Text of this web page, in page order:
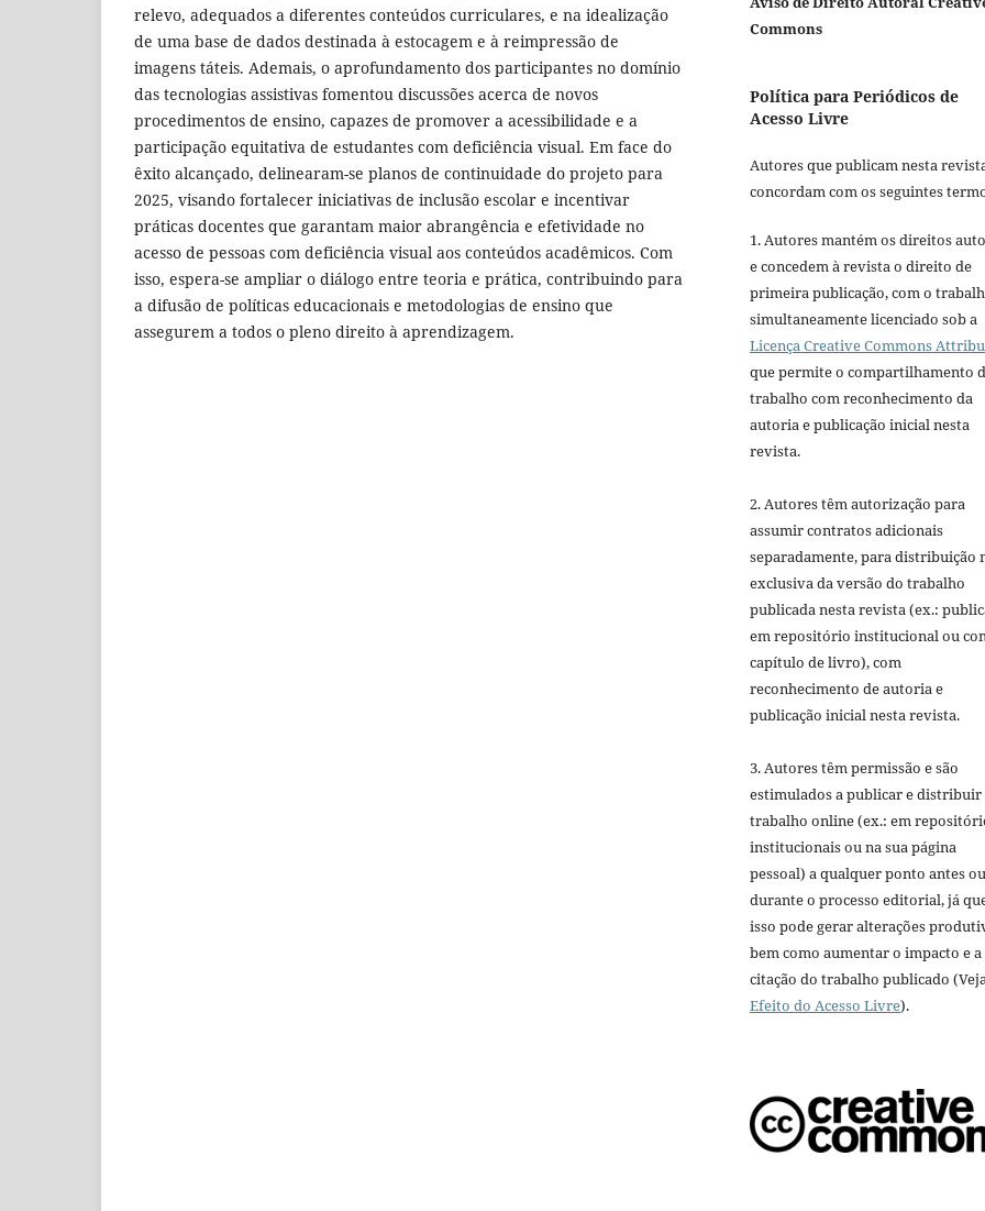
relevo, adequados a diferentes conteúdos curriculares, e na idealização
de uma base de dados destinada à estocagem e à reimpressão de
imagens táteis. Ademais, o aprofundamento dos participantes no domínio
das tecnologias assistivas fomentou discussões acerca de novos
procedimentos de ensino, capazes de promover a acessibilidade e a
participação equitativa de estudantes com deficiência visual. Em face do
êxito alcançado, delinearam-se planos de continuidade do projeto para
2025, visando fortalecer iniciativas de inclusão escolar e incentivar
práticas docentes que garantam maior abrangência e efetividade no
acesso de pessoas com deficiência visual aos conteúdos acadêmicos. Com
isso, espera-se ampliar o diálogo entre teoria e prática, contribuindo para
a difusão de políticas educacionais e metodologias de ensino que
assegurem a todos o pleno direito à aprendizagem.
Commons
Política para Periódicos de
Acesso Livre
Autores que publicam nesta
concordam com os seguintes
1. Autores mantém os direitos
e concedem à revista o direito de
primeira publicação, com o
simultaneamente licenciado sob a
Licença Creative Commons
que permite o compartilhamento
trabalho com reconhecimento da
autoria e publicação inicial nesta
revista.
2. Autores têm autorização para
assumir contratos adicionais
separadamente, para distribuição
exclusiva da versão do trabalho
publicada nesta revista (ex.:
em repositório institucional ou
capítulo de livro), com
reconhecimento de autoria e
publicação inicial nesta revista.
3. Autores têm permissão e são
estimulados a publicar e distribuir
trabalho online (ex.: em
institucionais ou na sua página
pessoal) a qualquer ponto antes ou
durante o processo editorial, já
isso pode gerar alterações
bem como aumentar o impacto e a
citação do trabalho publicado
Efeito do Acesso Livre).